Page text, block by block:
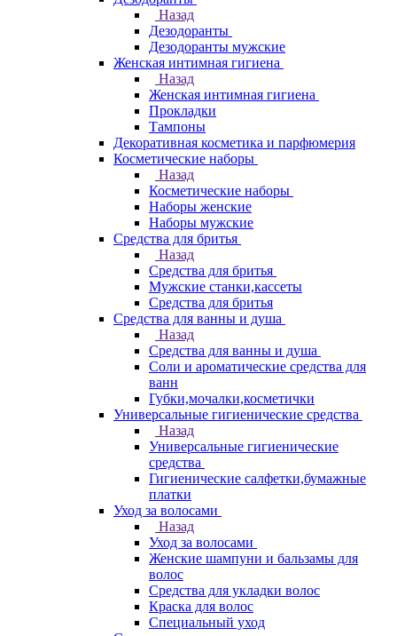
Назад
Дезодоранты
Дезодоранты мужские
Женская интимная гигиена
Назад
Женская интимная гигиена
Прокладки
Тампоны
Декоративная косметика и парфюмерия
Косметические наборы
Назад
Косметические наборы
Наборы женские
Наборы мужские
Средства для бритья
Назад
Средства для бритья
Мужские станки,кассеты
Средства для бритья
Средства для ванны и душа
Назад
Средства для ванны и душа
Соли и ароматические средства для
ванн
Губки,мочалки,косметички
Универсальные гигиенические средства
Назад
Универсальные гигиенические
средства
Гигиенические салфетки,бумажные
платки
Уход за волосами
Назад
Уход за волосами
Женские шампуни и бальзамы для
волос
Средства для укладки волос
Краска для волос
Специальный уход